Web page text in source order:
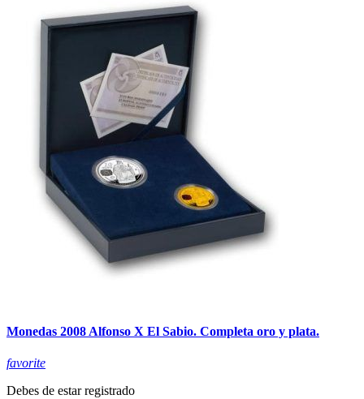
Monedas 2008 Alfonso X El Sabio. Completa oro y plata.
favorite
Debes de estar registrado